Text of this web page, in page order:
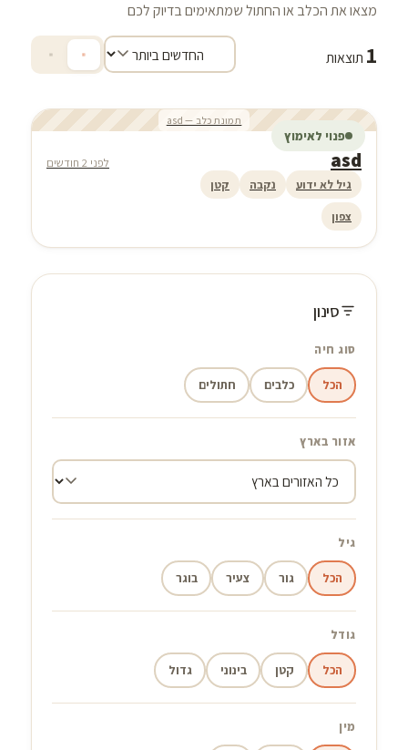
מצאו את הכלב או החתול שמתאימים בדיוק לכם
1 תוצאות
תמונת כלב — asd
פנוי לאימוץ
asd
לפני 2 חודשים
גיל לא ידוע
נקבה קטן
צפון
סינון
סוג חיה
הכל כלבים חתולים
אזור בארץ
גיל
הכל גור צעיר בוגר
גודל
הכל קטן בינוני גדול
מין